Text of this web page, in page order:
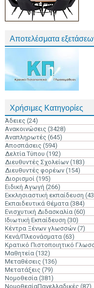
Αποτελέσματα
Χρήσιμες Κατηγορίες
Άδειες (24)
Ανακοινώσεις (3428)
Αναπληρωτές (645)
Αποσπάσεις (594)
Δελτία Τύπου (192)
Διευθυντές Σχολείων (183)
Διευθυντές φορέων (154)
Διορισμοί (195)
Ειδική Αγωγή (266)
Εκκλησιαστική εκπαίδευση
Εκπαιδευτικά Θέματα (384)
Ενισχυτική Διδασκαλία (60)
Ιδιωτική Εκπαίδευση (30)
Κέντρα Ξένων γλωσσών (7)
Κενά/Πλεονάσματα (63)
Κρατικό Πιστοποιητικό
Μαθητεία (132)
Μεταθέσεις (136)
Μετατάξεις (79)
Νομοθεσία (381)
ΝομοθεσίαΠανελλαδικές (87)